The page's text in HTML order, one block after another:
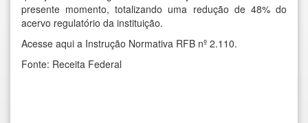
presente momento, totalizando uma redução de 48% do
acervo regulatório da instituição.
Acesse aqui a Instrução Normativa RFB nº 2.110.
Fonte: Receita Federal